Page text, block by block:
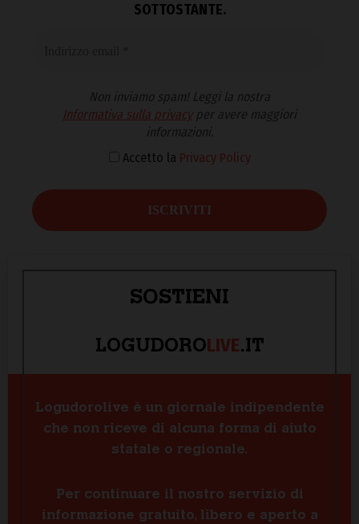
SOTTOSTANTE.
Non inviamo spam! Leggi la nostra
Informativa sulla privacyper avere maggiori
informazioni.
Accetto la Privacy Policy
SOSTIENI
LOGUDOROLIVE.IT
Logudorolive è un giornale indipendente
che non riceve di alcuna forma di aiuto
statale o regionale.
Per continuare il nostro servizio di
informazione gratuito, libero e aperto a